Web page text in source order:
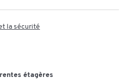
la sécurité
étagères